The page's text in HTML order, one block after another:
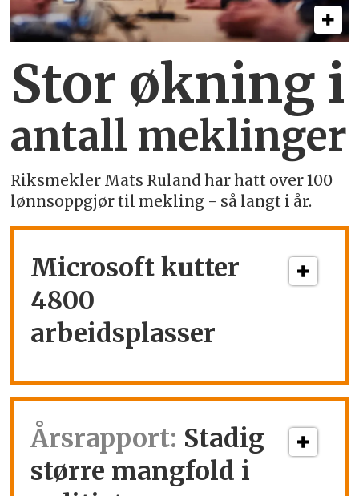
Stor økning i
antall meklinger
Riksmekler Mats Ruland har hatt over 100
lønnsoppgjør til mekling - så langt i år.
Microsoft kutter
4800
arbeidsplasser
Årsrapport: Stadig
større mangfold i